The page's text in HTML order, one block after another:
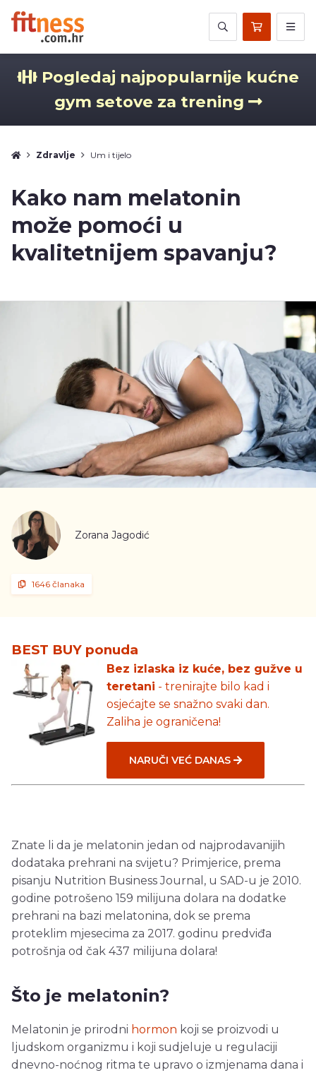
Pogledaj najpopularnije kućne
gym setove za trening
Zdravlje Um i tijelo
Kako nam melatonin
može pomoći u
kvalitetnijem spavanju?
Zorana Jagodić
1646 članaka
BEST BUY ponuda
Bez izlaska iz kuće, bez gužve u
teretani - trenirajte bilo kad i
osjećajte se snažno svaki dan.
Zaliha je ograničena!
NARUČI VEĆ DANAS
Znate li da je melatonin jedan od najprodavanijih
dodataka prehrani na svijetu? Primjerice, prema
pisanju Nutrition Business Journal, u SAD-u je 2010.
godine potrošeno 159 milijuna dolara na dodatke
prehrani na bazi melatonina, dok se prema
proteklim mjesecima za 2017. godinu predviđa
potrošnja od čak 437 milijuna dolara!
Što je melatonin?
Melatonin je prirodni hormon koji se proizvodi u
ljudskom organizmu i koji sudjeluje u regulaciji
dnevno-noćnog ritma te upravo o izmjenama dana i